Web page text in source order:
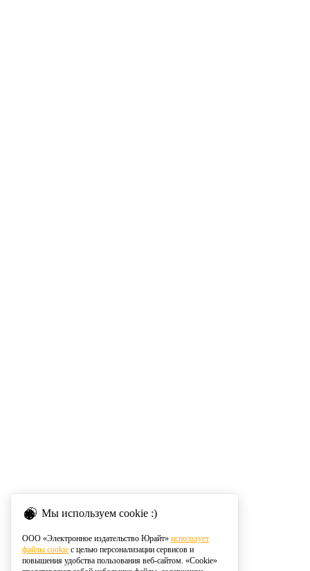
Мы используем cookie :)
ООО «Электронное издательство Юрайт» использует
файлы cookie с целью персонализации сервисов и
повышения удобства пользования веб-сайтом. «Cookie»